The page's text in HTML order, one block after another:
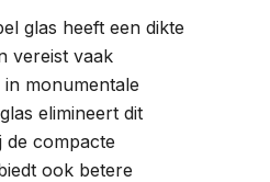
glas heeft een dikte
vereist vaak
monumentale
elimineert dit
de compacte
ook betere